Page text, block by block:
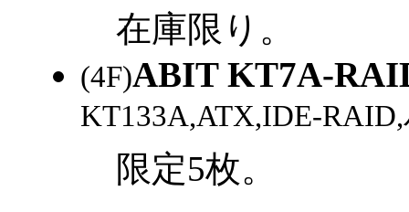
在庫限り。
(4F)ABIT KT7A-
KT133A,ATX,IDE-
限定5枚。